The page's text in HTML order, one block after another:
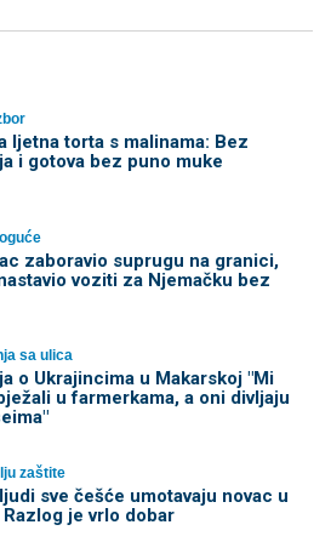
ljetna torta s malinama: Bez
i gotova bez puno muke
zaboravio suprugu na granici,
voziti za Njemačku bez
sa ulica
o Ukrajincima u Makarskoj "Mi
u farmerkama, a oni divljaju
zaštite
sve češće umotavaju novac u
je vrlo dobar